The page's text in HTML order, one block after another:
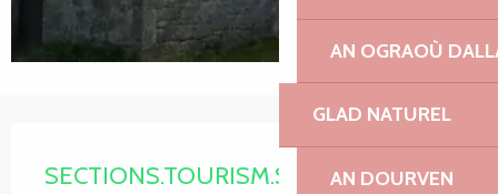
AN OGRAOÙ
GLAD NATUREL
AN DOURVEN